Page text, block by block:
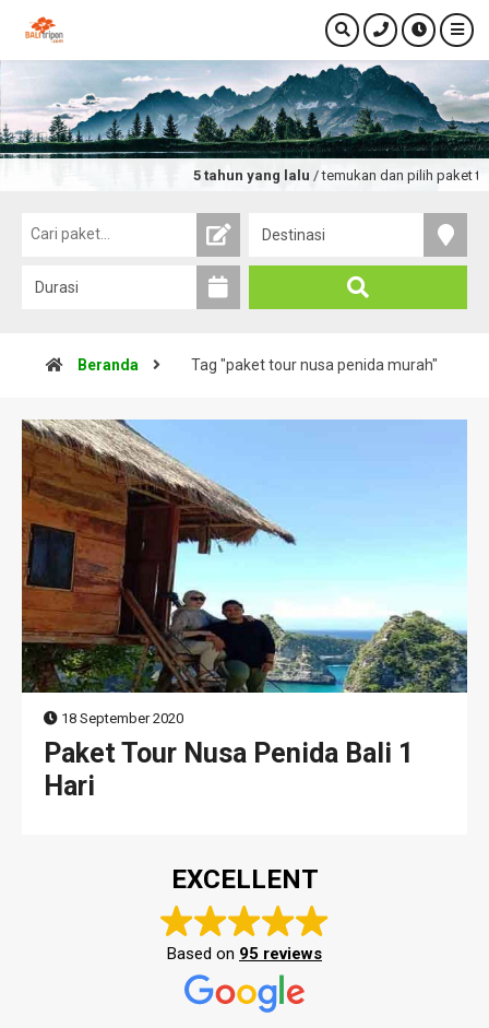
5 tahun yang lalu/ temukan dan pilih paket tour
Beranda Tag "paket tour nusa penida murah"
18 September 2020
Paket Tour Nusa Penida Bali 1
Hari
EXCELLENT
Based on 95 reviews